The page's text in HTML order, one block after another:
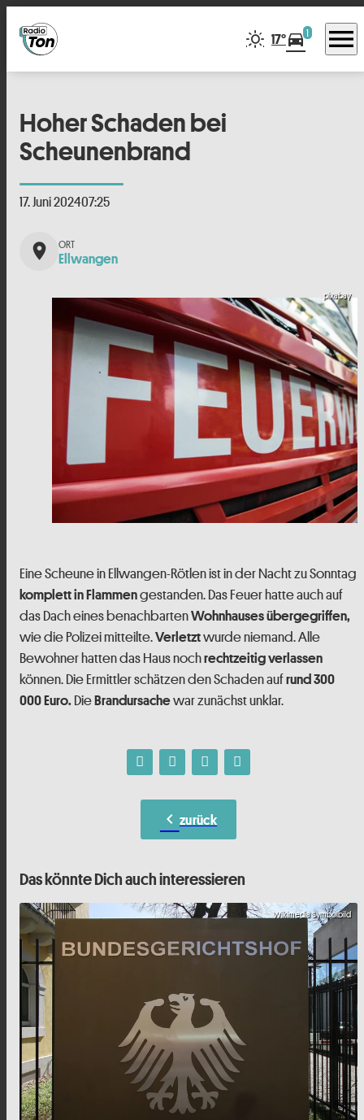
17°directions_car1 menu
Hoher Schaden bei
Scheunenbrand
17. Juni 202407:25
place Ellwangen
pixabay
Eine Scheune in Ellwangen-Rötlen ist in der Nacht zu Sonntag
komplett in Flammengestanden. Das Feuer hatte auch auf
das Dach eines benachbartenWohnhauses übergegriffen,
wie die Polizei mitteilte.Verletztwurde niemand. Alle
Bewohner hatten das Haus nochrechtzeitig verlassen
können. Die Ermittler schätzen den Schaden aufrund 300
000 Euro. DieBrandursachewar zunächst unklar.
chevron_left zurück
Das könnte Dich auch interessieren
Wikimedia Symbolbild